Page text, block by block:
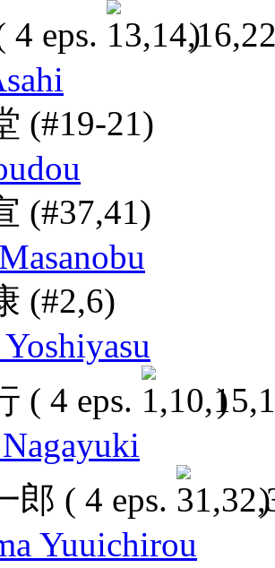
4 eps.
)
(#19-21)
(#37,41)
(#2,6)
( 4 eps.
)
郎 ( 4 eps.
)
Yuuichirou